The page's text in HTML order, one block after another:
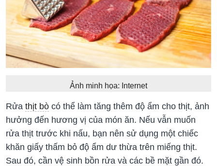
Ảnh minh họa: Internet
Rửa thịt bò có thể làm tăng thêm độ ẩm cho thịt, ảnh
hưởng đến hương vị của món ăn. Nếu vẫn muốn
rửa thịt trước khi nấu, bạn nên sử dụng một chiếc
khăn giấy thấm bỏ độ ẩm dư thừa trên miếng thịt.
Sau đó, cần vệ sinh bồn rửa và các bề mặt gần đó.